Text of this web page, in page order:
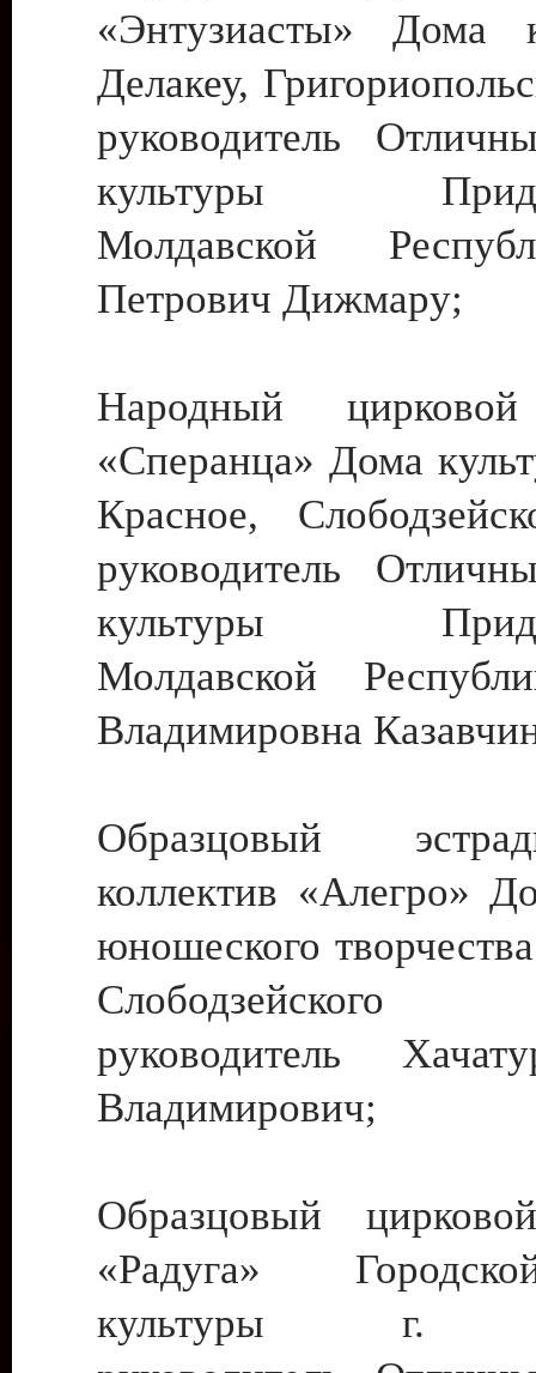
«Энтузиасты» Дома
Делакеу,
руководитель
культуры
Молдавской
Петрович Дижмару;
Народный цирковой
«Сперанца» Дома
Красное,
руководитель
культуры
Молдавской
Владимировна
Образцовый
коллектив «Алегро»
юношеского
руководитель
Владимирович;
Образцовый
«Радуга»
культуры г.